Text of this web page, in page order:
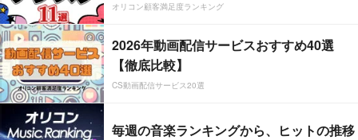
オリコン顧客満足度ランキング
2026年動画配信サービスおすすめ40選
【徹底比較】
CS動画配信サービス20選
毎週の音楽ランキングから、ヒットの推移